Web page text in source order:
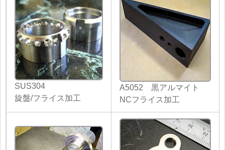
SUS304
旋盤/フライス加工
A5052 黒アルマイト
NCフライス加工